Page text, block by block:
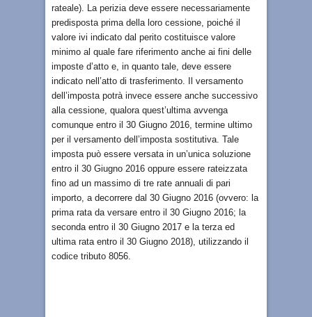
rateale). La perizia deve essere necessariamente
predisposta prima della loro cessione, poiché il
valore ivi indicato dal perito costituisce valore
minimo al quale fare riferimento anche ai fini delle
imposte d’atto e, in quanto tale, deve essere
indicato nell’atto di trasferimento. Il versamento
dell’imposta potrà invece essere anche successivo
alla cessione, qualora quest’ultima avvenga
comunque entro il 30 Giugno 2016, termine ultimo
per il versamento dell’imposta sostitutiva. Tale
imposta può essere versata in un’unica soluzione
entro il 30 Giugno 2016 oppure essere rateizzata
fino ad un massimo di tre rate annuali di pari
importo, a decorrere dal 30 Giugno 2016 (ovvero: la
prima rata da versare entro il 30 Giugno 2016; la
seconda entro il 30 Giugno 2017 e la terza ed
ultima rata entro il 30 Giugno 2018), utilizzando il
codice tributo 8056.